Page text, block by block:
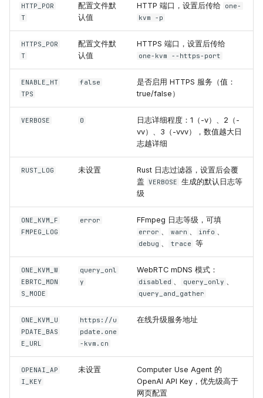
HTTP_POR
T
配置文件默
认值
HTTP 端口，设置后传给 one-
kvm -p
HTTPS_POR
T
配置文件默
认值
HTTPS 端口，设置后传给
one-kvm --https-port
ENABLE_HT
TPS
false
是否启用 HTTPS 服务（值：
true/false）
VERBOSE 0
日志详细程度：1（-v）、2（-
vv）、3（-vvv），数值越大日
志越详细
RUST_LOG 未设置
Rust 日志过滤器，设置后会覆
盖 VERBOSE 生成的默认日志等
级
ONE_KVM_F
FMPEG_LOG
error FFmpeg 日志等级，可填
error warn info
debug trace 等
ONE_KVM_W
EBRTC_MDN
S_MODE
query_onl
y
WebRTC mDNS 模式：
disabled query_only
query_and_gather
ONE_KVM_U
PDATE_BAS
E_URL
https://u
pdate.one
-kvm.cn
在线升级服务地址
OPENAI_AP
I_KEY
未设置
Computer Use Agent 的
OpenAI API Key，优先级高于
网页配置